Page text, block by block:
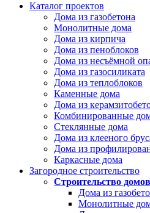
Каталог проектов
Дома из газобетона
Монолитные дома
Дома из кирпича
Дома из пеноблоков
Дома из несъёмной
Дома из газосиликата
Дома из теплоблоков
Каменные дома
Дома из
Комбинированные
Стеклянные дома
Дома из клееного
Дома из
Каркасные дома
Загородное строительство
Строительство домов
Дома из
Монолитные